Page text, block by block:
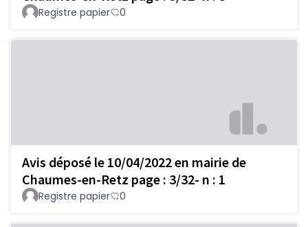
Registre papier 0
Avis déposé le 10/04/2022 en mairie de
Chaumes-en-Retz page : 3/32- n : 1
Registre papier 0